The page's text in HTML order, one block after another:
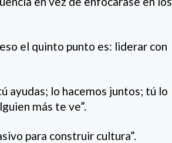
el quinto punto es: liderar con
ayudas; lo hacemos juntos; tú lo
más te ve”.
para construir cultura”.